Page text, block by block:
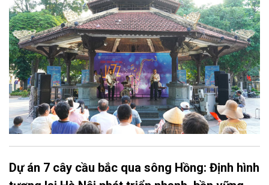
sống.
Dự án 7 cây cầu bắc qua sông Hồng: Định hình